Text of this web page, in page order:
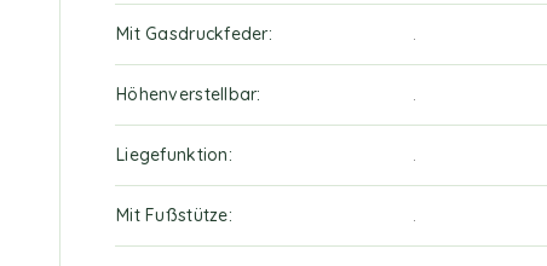
Mit Gasdruckfeder .
Höhenverstellbar .
Liegefunktion .
Mit Fußstütze .